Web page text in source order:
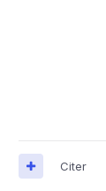
Citer